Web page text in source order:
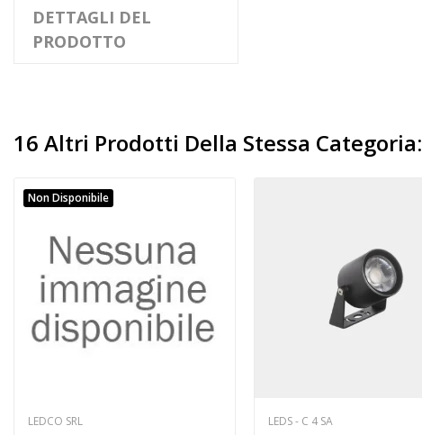
DETTAGLI DEL
PRODOTTO
16 Altri Prodotti Della Stessa Categoria:
Non Disponibile
LEDCO SRL LEDS - C 4 SA